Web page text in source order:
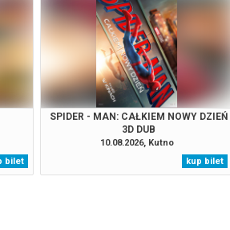
bilet
SPIDER - MAN: CAŁKIEM NOWY DZIEŃ
3D DUB
10.08.2026, Kutno
kup bilet